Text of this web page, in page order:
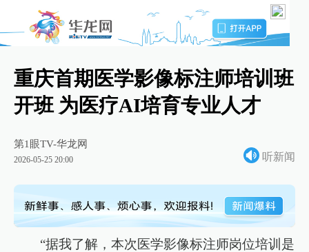
重庆首期医学影像标注师培训班
开班 为医疗AI培育专业人才
第1眼TV-华龙网
2026-05-25 20:00 听新闻
“据我了解，本次医学影像标注师岗位培训是